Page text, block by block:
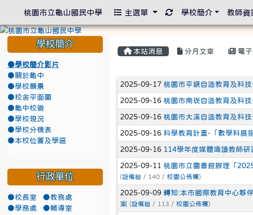
本站消息 分月文章 電
文章列表
2025-09-17 桃園市平鎮自造教育及科
2025-09-16 桃園市南崁自造教育及科
2025-09-16 桃園市大溪自造教育及科
2025-09-16 科學教育計畫-「數學科展
2025-09-16 114學年度媒體識讀教師研
2025-09-11 桃園市立圖書館辦理「
(設備組 / 140 / 校園公佈欄 )
2025-09-09 轉知:本市國際教育中心夥
案 (設備組 / 113 / 校園公佈欄 )
學校簡介
●學校簡介影片
●關於龜中
●學校願景
●校舍平面圖
●龜中校徽
●學校現況
●學校分機表
●本校位置及學區
行政單位
●校長室
●教務處
●學務處
●輔導室
桃園市立龜山國民中學 主選單 重新取得佈景設定
學校簡介 教師資